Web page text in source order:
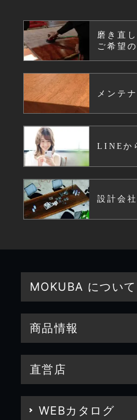
磨き直
ご希望
メンテ
LINEか
設計会
MOKUBA について
商品情報
直営店
WEBカタログ